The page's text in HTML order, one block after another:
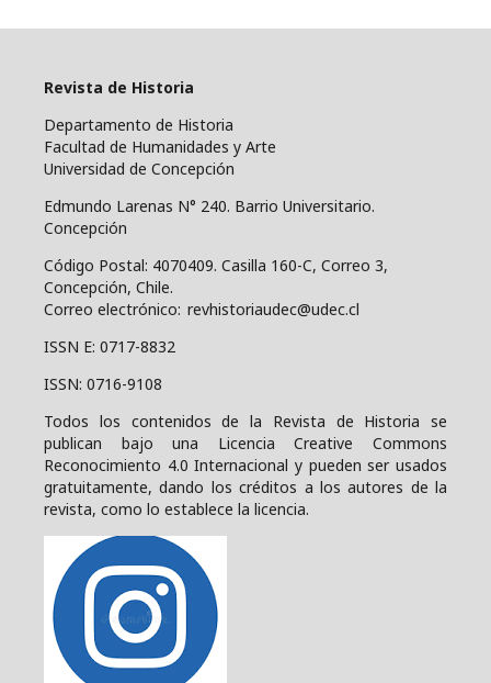
Revista de Historia
Departamento de Historia
Facultad de Humanidades y Arte
Universidad de Concepción
Edmundo Larenas N° 240. Barrio Universitario.
Concepción
Código Postal: 4070409. Casilla 160-C, Correo 3,
Concepción, Chile.
Correo electrónico: revhistoriaudec@udec.cl
ISSN E: 0717-8832
ISSN: 0716-9108
Todos los contenidos de la Revista de Historia se
publican bajo una
Licencia Creative Commons
Reconocimiento 4.0 Internacional y pueden ser usados
gratuitamente, dando los créditos a los autores de la
revista, como lo establece la licencia.